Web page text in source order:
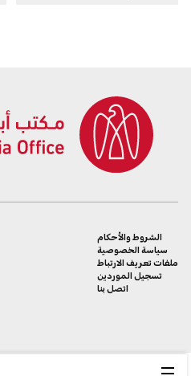
الشروط والأحكام
سياسة الخصوصية
ملفات تعريف الارتباط
تسجيل الموردين
اتصل بنا